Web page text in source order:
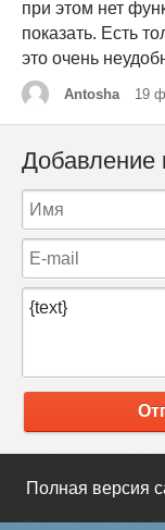
при этом нет
показать. Есть
это очень
Antosha 19
Добавление
Полная версия